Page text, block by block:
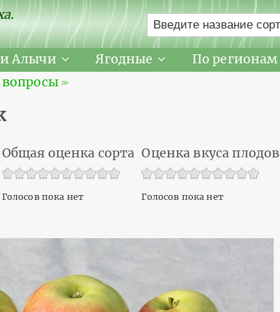
Алычи Ягодные
По регионам
≫
Оценка вкуса плодов
Голосов пока нет
Общая оценка сорта
Голосов пока нет